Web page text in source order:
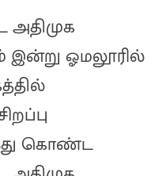
அதிமுக
ஓமலூரில்
கொண்ட